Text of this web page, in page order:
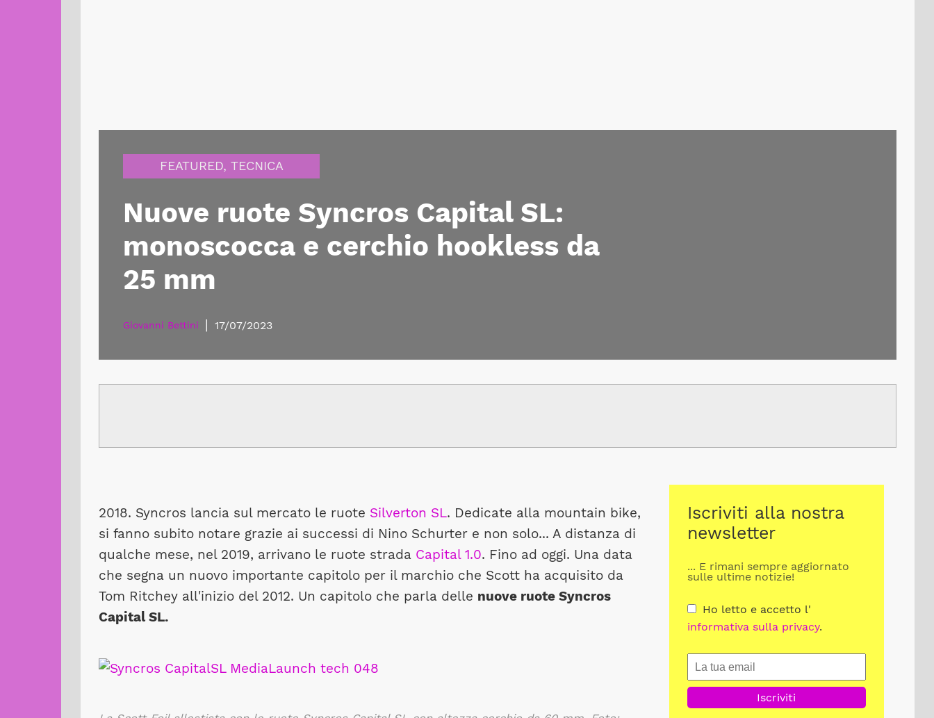
FEATURED, TECNICA
Nuove ruote Syncros Capital SL:
monoscocca e cerchio hookless da
25 mm
Giovanni Bettini | 17/07/2023
2018. Syncros lancia sul mercato le ruote Silverton SL. Dedicate alla mountain bike,
si fanno subito notare grazie ai successi di Nino Schurter e non solo... A distanza di
qualche mese, nel 2019, arrivano le ruote strada Capital 1.0. Fino ad oggi. Una data
che segna un nuovo importante capitolo per il marchio che Scott ha acquisito da
Tom Ritchey all'inizio del 2012. Un capitolo che parla delle nuove ruote Syncros
Capital SL.
Iscriviti alla nostra
newsletter
... E rimani sempre aggiornato
sulle ultime notizie!
Ho letto e accetto l'
informativa sulla privacy.